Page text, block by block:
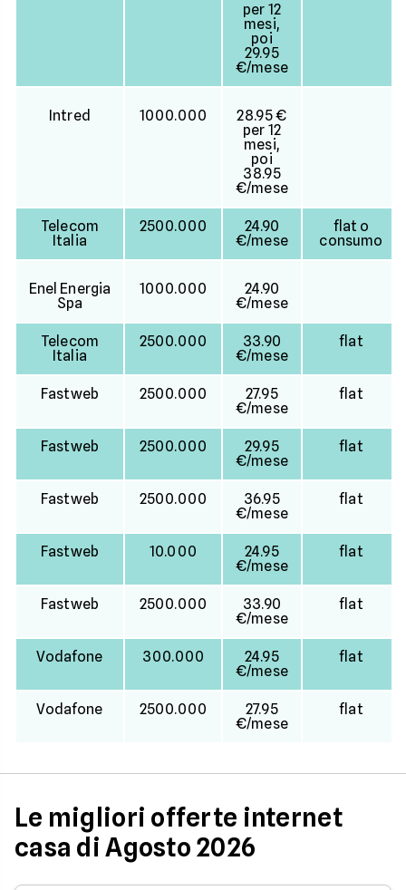
per 12
mesi,
poi
29.95
€/mese
Intred 1000.000
28.95 €
per 12
mesi,
poi
38.95
€/mese
Telecom
Italia
2500.000
24.90
€/mese
flat o
consumo
Enel Energia
Spa
1000.000
24.90
€/mese
Telecom
Italia
2500.000
33.90
€/mese
flat
Fastweb 2500.000
27.95
€/mese
flat
Fastweb 2500.000
29.95
€/mese
flat
Fastweb 2500.000
36.95
€/mese
flat
Fastweb 10.000
24.95
€/mese
flat
Fastweb 2500.000
33.90
€/mese
flat
Vodafone 300.000
24.95
€/mese
flat
Vodafone 2500.000
27.95
€/mese
flat
Le migliori offerte internet
casa di Agosto 2026